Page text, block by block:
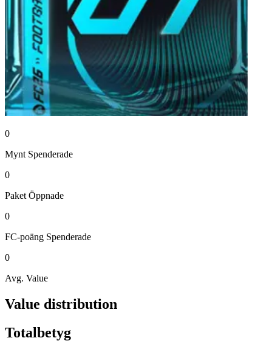
0
Mynt Spenderade
0
Paket Öppnade
0
FC-poäng Spenderade
0
Avg. Value
Value distribution
Totalbetyg